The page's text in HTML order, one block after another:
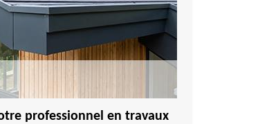
professionnel en travaux